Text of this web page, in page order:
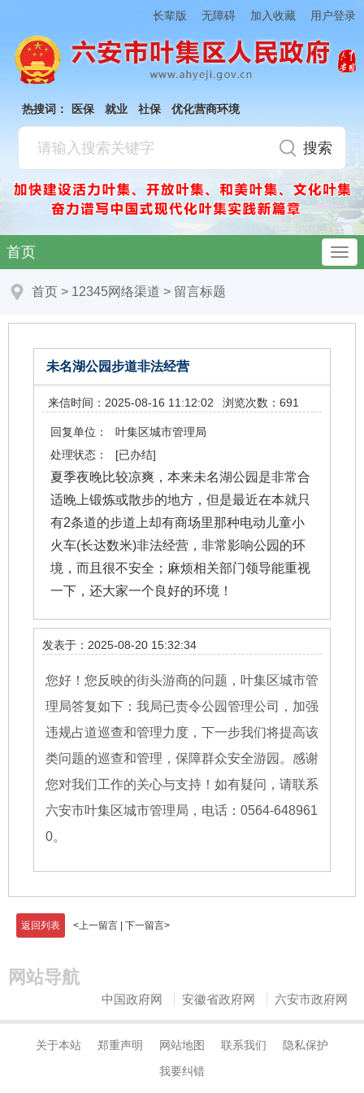
长辈版 无障碍 加入收藏 用户登录
热搜词： 医保 就业 社保 优化营商环境
首页
首页 > 12345网络渠道 > 留言标题
未名湖公园步道非法经营
来信时间：2025-08-16 11:12:02 浏览次数：691
回复单位：
叶集区城市管理局
处理状态：
[已办结]
夏季夜晚比较凉爽，本来未名湖公园是非常合
适晚上锻炼或散步的地方，但是最近在本就只
有2条道的步道上却有商场里那种电动儿童小
火车(长达数米)非法经营，非常影响公园的环
境，而且很不安全；麻烦相关部门领导能重视
一下，还大家一个良好的环境！
发表于：2025-08-20 15:32:34
您好！您反映的街头游商的问题，叶集区城市管
理局答复如下：我局已责令公园管理公司，加强
违规占道巡查和管理力度，下一步我们将提高该
类问题的巡查和管理，保障群众安全游园。感谢
您对我们工作的关心与支持！如有疑问，请联系
六安市叶集区城市管理局，电话：0564-648961
0。
返回列表 <上一留言 下一留言>
网站导航
中国政府网 安徽省政府网 六安市政府网
关于本站 郑重声明 网站地图 联系我们
隐私保护
我要纠错